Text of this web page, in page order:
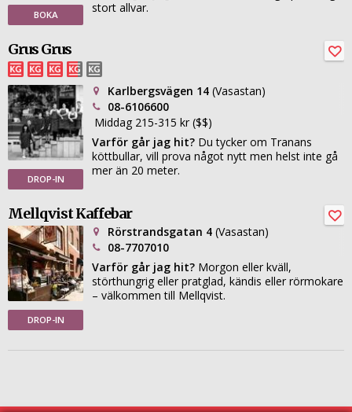
BOKA
stort allvar.
Grus Grus
DROP-IN
Karlbergsvägen 14 (Vasastan)
08-6106600
Middag 215-315 kr ($$)
Varför går jag hit? Du tycker om Tranans
köttbullar, vill prova något nytt men helst inte gå
mer än 20 meter.
Mellqvist Kaffebar
DROP-IN
Rörstrandsgatan 4 (Vasastan)
08-7707010
Varför går jag hit? Morgon eller kväll,
störthungrig eller pratglad, kändis eller rörmokare
– välkommen till Mellqvist.